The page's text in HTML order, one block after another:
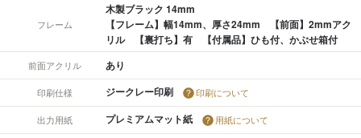
フレーム
木製ブラック 14mm
【フレーム】幅14mm、厚さ24mm 【前面】2mmアク
リル 【裏打ち】有 【付属品】ひも付、かぶせ箱付
前面アクリル あり
印刷仕様 ジークレー印刷 印刷について
出力用紙 プレミアムマット紙 用紙について